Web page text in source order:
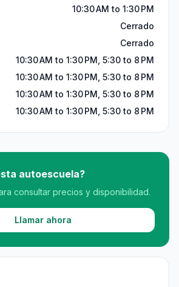
10:30 AM to 1:30 PM
Cerrado
Cerrado
10:30 AM to 1:30 PM, 5:30 to 8 PM
10:30 AM to 1:30 PM, 5:30 to 8 PM
10:30 AM to 1:30 PM, 5:30 to 8 PM
10:30 AM to 1:30 PM, 5:30 to 8 PM
autoescuela?
consultar precios y disponibilidad.
Llamar ahora